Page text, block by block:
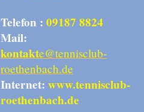
Telefon : 09187 8824
Mail:
kontakte@tennisclub-
roethenbach.de
Internet: www.tennisclub-
roethenbach.de